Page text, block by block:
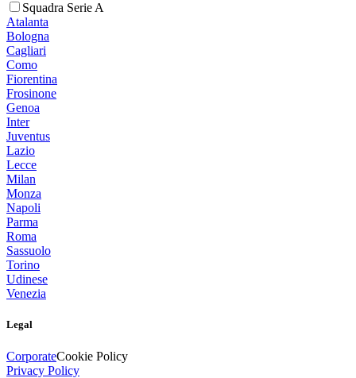
Squadra Serie A
Atalanta
Bologna
Cagliari
Como
Fiorentina
Frosinone
Genoa
Inter
Juventus
Lazio
Lecce
Milan
Monza
Napoli
Parma
Roma
Sassuolo
Torino
Udinese
Venezia
Legal
CorporateCookie Policy
Privacy Policy